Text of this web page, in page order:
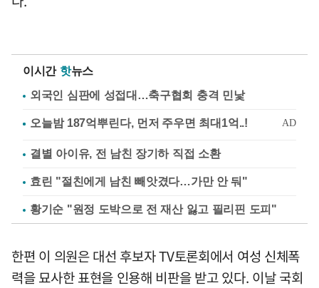
이시간 핫뉴스
외국인 심판에 성접대…축구협회 충격 민낯
결별 아이유, 전 남친 장기하 직접 소환
효린 "절친에게 남친 빼앗겼다…가만 안 둬"
황기순 "원정 도박으로 전 재산 잃고 필리핀 도피"
한편 이 의원은 대선 후보자 TV토론회에서 여성 신체폭
력을 묘사한 표현을 인용해 비판을 받고 있다. 이날 국회